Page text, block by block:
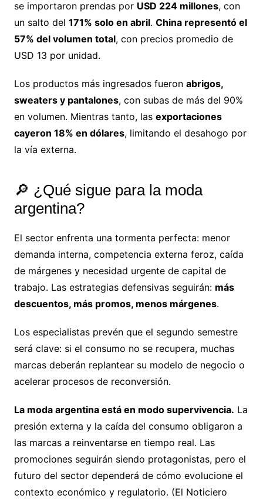
se importaron prendas por USD 224 millones, con
un salto del 171% solo en abril. China representó el
57% del volumen total, con precios promedio de
USD 13 por unidad.
Los productos más ingresados fueron abrigos,
sweaters y pantalones, con subas de más del 90%
en volumen. Mientras tanto, las exportaciones
cayeron 18% en dólares, limitando el desahogo por
la vía externa.
🔎 ¿Qué sigue para la moda
argentina?
El sector enfrenta una tormenta perfecta: menor
demanda interna, competencia externa feroz, caída
de márgenes y necesidad urgente de capital de
trabajo. Las estrategias defensivas seguirán: más
descuentos, más promos, menos márgenes.
Los especialistas prevén que el segundo semestre
será clave: si el consumo no se recupera, muchas
marcas deberán replantear su modelo de negocio o
acelerar procesos de reconversión.
La moda argentina está en modo supervivencia. La
presión externa y la caída del consumo obligaron a
las marcas a reinventarse en tiempo real. Las
promociones seguirán siendo protagonistas, pero el
futuro del sector dependerá de cómo evolucione el
contexto económico y regulatorio. (El Noticiero